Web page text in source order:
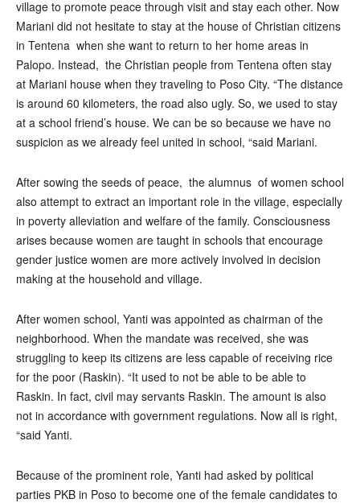
village to promote peace through visit and stay each other. Now
Mariani did not hesitate to stay at the house of Christian citizens
in Tentena when she want to return to her home areas in
Palopo. Instead, the Christian people from Tentena often stay
at Mariani house when they traveling to Poso City. “The distance
is around 60 kilometers, the road also ugly. So, we used to stay
at a school friend’s house. We can be so because we have no
suspicion as we already feel united in school, “said Mariani.
After sowing the seeds of peace, the alumnus of women school
also attempt to extract an important role in the village, especially
in poverty alleviation and welfare of the family. Consciousness
arises because women are taught in schools that encourage
gender justice women are more actively involved in decision
making at the household and village.
After women school, Yanti was appointed as chairman of the
neighborhood. When the mandate was received, she was
struggling to keep its citizens are less capable of receiving rice
for the poor (Raskin). “It used to not be able to be able to
Raskin. In fact, civil may servants Raskin. The amount is also
not in accordance with government regulations. Now all is right,
“said Yanti.
Because of the prominent role, Yanti had asked by political
parties PKB in Poso to become one of the female candidates to